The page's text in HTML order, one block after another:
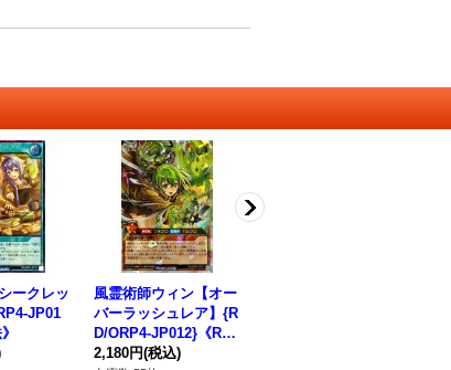
ークレッ
JP01
風霊術師ウィン【オー
バーラッシュレア】{R
D/ORP4-JP012}《RD
モンスター》
2,180円(税込)